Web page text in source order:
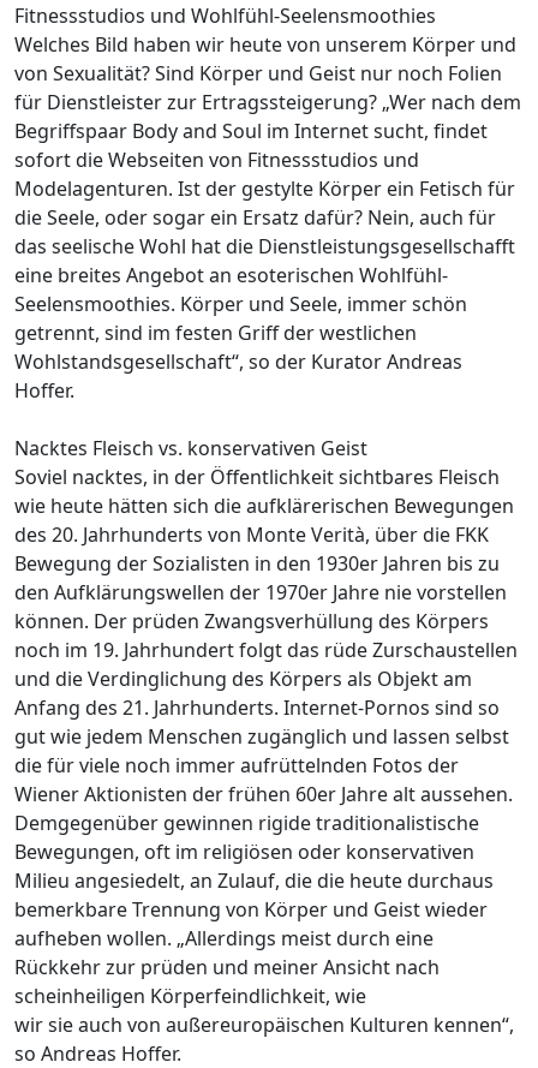
Fitnessstudios und Wohlfühl-Seelensmoothies
Welches Bild haben wir heute von unserem Körper und
von Sexualität? Sind Körper und Geist nur noch Folien
für Dienstleister zur Ertragssteigerung? „Wer nach dem
Begriffspaar Body and Soul im Internet sucht, findet
sofort die Webseiten von Fitnessstudios und
Modelagenturen. Ist der gestylte Körper ein Fetisch für
die Seele, oder sogar ein Ersatz dafür? Nein, auch für
das seelische Wohl hat die Dienstleistungsgesellschafft
eine breites Angebot an esoterischen Wohlfühl-
Seelensmoothies. Körper und Seele, immer schön
getrennt, sind im festen Griff der westlichen
Wohlstandsgesellschaft“, so der Kurator Andreas
Hoffer.
Nacktes Fleisch vs. konservativen Geist
Soviel nacktes, in der Öffentlichkeit sichtbares Fleisch
wie heute hätten sich die aufklärerischen Bewegungen
des 20. Jahrhunderts von Monte Verità, über die FKK
Bewegung der Sozialisten in den 1930er Jahren bis zu
den Aufklärungswellen der 1970er Jahre nie vorstellen
können. Der prüden Zwangsverhüllung des Körpers
noch im 19. Jahrhundert folgt das rüde Zurschaustellen
und die Verdinglichung des Körpers als Objekt am
Anfang des 21. Jahrhunderts. Internet-Pornos sind so
gut wie jedem Menschen zugänglich und lassen selbst
die für viele noch immer aufrüttelnden Fotos der
Wiener Aktionisten der frühen 60er Jahre alt aussehen.
Demgegenüber gewinnen rigide traditionalistische
Bewegungen, oft im religiösen oder konservativen
Milieu angesiedelt, an Zulauf, die die heute durchaus
bemerkbare Trennung von Körper und Geist wieder
aufheben wollen. „Allerdings meist durch eine
Rückkehr zur prüden und meiner Ansicht nach
scheinheiligen Körperfeindlichkeit, wie
wir sie auch von außereuropäischen Kulturen kennen“,
so Andreas Hoffer.